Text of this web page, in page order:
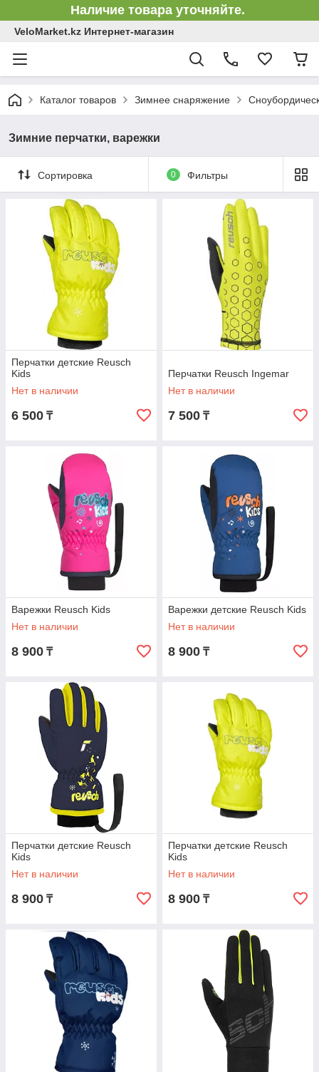
Наличие товара уточняйте.
VeloMarket.kz Интернет-магазин
Каталог товаров Зимнее снаряжение
Зимние перчатки, варежки
Сортировка 0 Фильтры
Перчатки детские Reusch
Kids
Нет в наличии
6 500 ₸
Перчатки Reusch Ingemar
Нет в наличии
7 500 ₸
Варежки Reusch Kids
Нет в наличии
8 900 ₸
Варежки детские Reusch Kids
Нет в наличии
8 900 ₸
Перчатки детские Reusch
Kids
Нет в наличии
8 900 ₸
Перчатки детские Reusch
Kids
Нет в наличии
8 900 ₸